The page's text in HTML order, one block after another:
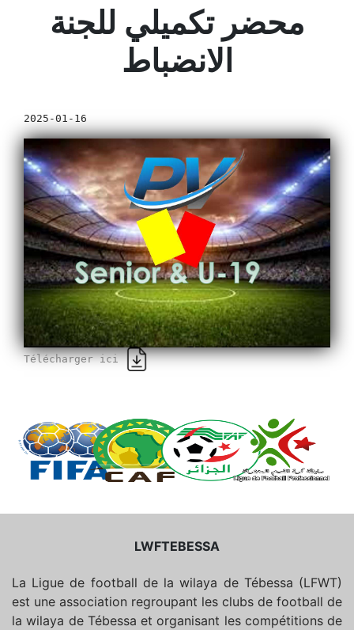
محضر تكميلي للجنة
الانضباط
2025-01-16
Télécharger ici
LWFTEBESSA
La Ligue de football de la wilaya de Tébessa (LFWT)
est une association regroupant les clubs de football de
la wilaya de Tébessa et organisant les compétitions de